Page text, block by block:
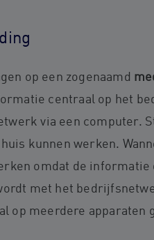
op een zogenaamd
centraal op het
via een computer.
kunnen werken.
omdat de
met het
op meerdere apparaten